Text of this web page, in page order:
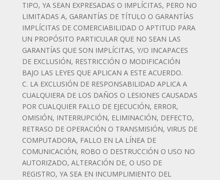
TIPO, YA SEAN EXPRESADAS O IMPLÍCITAS, PERO NO
LIMITADAS A, GARANTÍAS DE TÍTULO O GARANTÍAS
IMPLÍCITAS DE COMERCIABILIDAD O APTITUD PARA
UN PROPÓSITO PARTICULAR QUE NO SEAN LAS
GARANTÍAS QUE SON IMPLÍCITAS, Y/O INCAPACES
DE EXCLUSIÓN, RESTRICCIÓN O MODIFICACIÓN
BAJO LAS LEYES QUE APLICAN A ESTE ACUERDO.
C. LA EXCLUSIÓN DE RESPONSABILIDAD APLICA A
CUALQUIERA DE LOS DAÑOS O LESIONES CAUSADAS
POR CUALQUIER FALLO DE EJECUCIÓN, ERROR,
OMISIÓN, INTERRUPCIÓN, ELIMINACIÓN, DEFECTO,
RETRASO DE OPERACIÓN O TRANSMISIÓN, VIRUS DE
COMPUTADORA, FALLO EN LA LÍNEA DE
COMUNICACIÓN, ROBO O DESTRUCCIÓN O USO NO
AUTORIZADO, ALTERACIÓN DE, O USO DE
REGISTRO, YA SEA EN INCUMPLIMIENTO DEL